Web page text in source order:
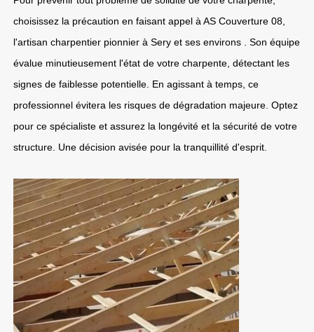
choisissez la précaution en faisant appel à AS Couverture 08,
l'artisan charpentier pionnier à Sery et ses environs . Son équipe
évalue minutieusement l'état de votre charpente, détectant les
signes de faiblesse potentielle. En agissant à temps, ce
professionnel évitera les risques de dégradation majeure. Optez
pour ce spécialiste et assurez la longévité et la sécurité de votre
structure. Une décision avisée pour la tranquillité d'esprit.